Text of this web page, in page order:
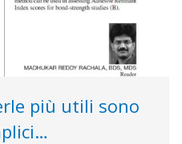
più utili sono